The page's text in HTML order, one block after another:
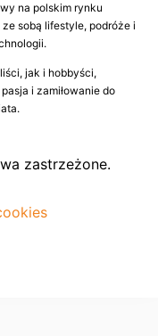
na polskim rynku
sobą lifestyle, podróże i
jak i hobbyści,
i zamiłowanie do
zastrzeżone.